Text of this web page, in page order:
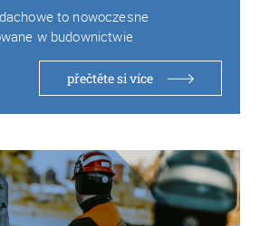
to nowoczesne
w budownictwie
i rolniczym. Składają
přečtěte si více